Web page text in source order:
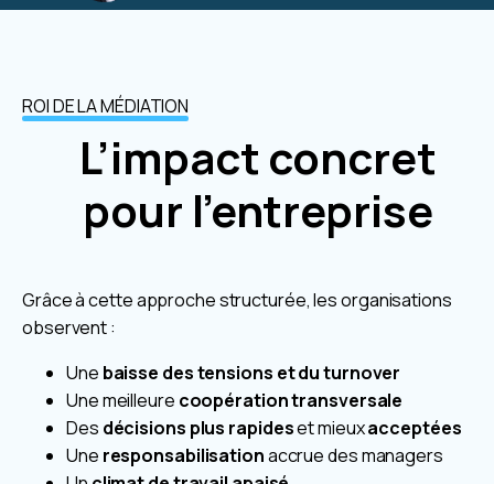
ROI DE LA MÉDIATION
L’impact concret
pour l’entreprise
Grâce à cette approche structurée, les organisations
observent :
Une baisse des tensions et du turnover
Une meilleure coopération transversale
Des décisions plus rapideset mieuxacceptées
Une responsabilisationaccrue des managers